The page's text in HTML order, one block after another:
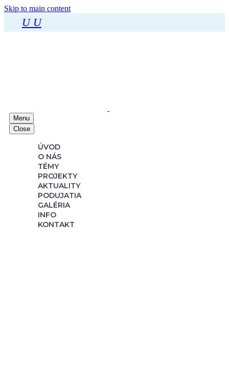
Skip to main content
U U
Menu
Close
ÚVOD
O NÁS
TÉMY
PROJEKTY
AKTUALITY
PODUJATIA
GALÉRIA
INFO
KONTAKT